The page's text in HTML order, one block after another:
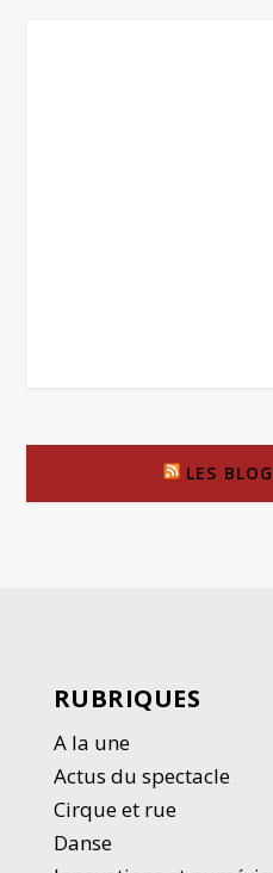
LES
RUBRIQUES
A la une
Actus du spectacle
Cirque et rue
Danse